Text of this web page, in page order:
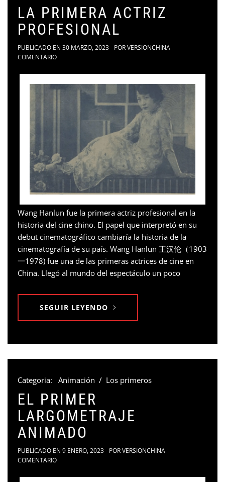
LA PRIMERA ACTRIZ
PROFESIONAL
PUBLICADO EN 30 MARZO, 2023 PORVERSIONCHINA
COMENTARIO
Wang Hanlun fue la primera actriz profesional en la
historia del cine chino. El papel que interpretó en su
debut cinematográfico cambiaría la historia de la
cinematografía de su país. Wang Hanlun 王汉伦（1903
一1978) fue una de las primeras actrices de cine en
China. Llegó al mundo del espectáculo un poco
SEGUIR LEYENDO
Categoria: Animación / Los primeros
EL PRIMER
LARGOMETRAJE
ANIMADO
PUBLICADO EN 9 ENERO, 2023 PORVERSIONCHINA
COMENTARIO